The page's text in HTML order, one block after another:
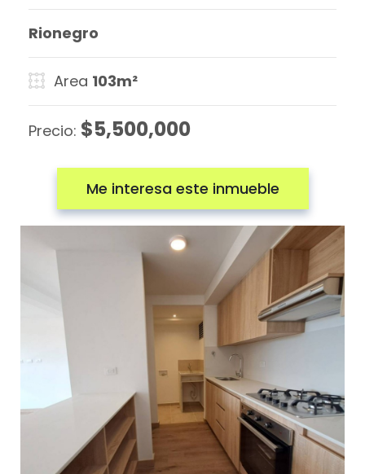
Rionegro
Area 103m²
Precio: $5,500,000
Me interesa este inmueble